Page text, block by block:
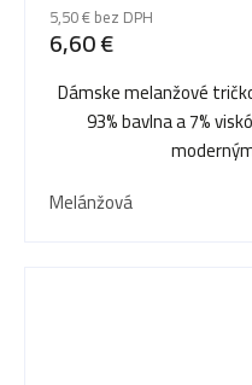
5,50 € bez DPH
6,60 €
Dámske melanžové
93% bavlna a 7%
Melánžová